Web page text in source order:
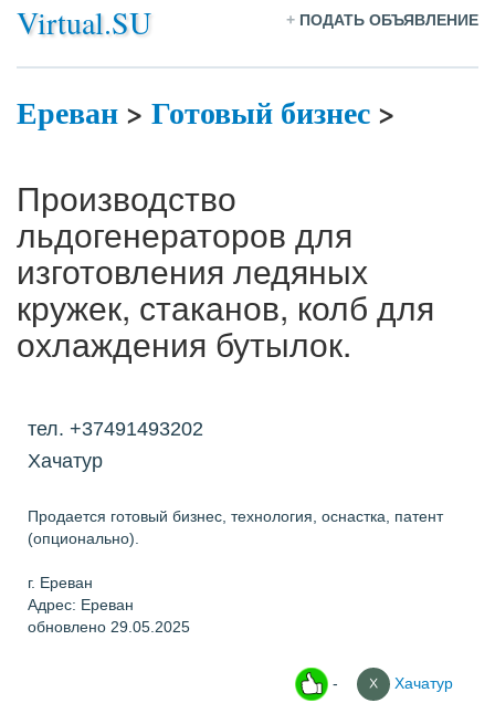
Virtual.SU + ПОДАТЬ ОБЪЯВЛЕНИЕ
Ереван> Готовый бизнес>
Производство
льдогенераторов для
изготовления ледяных
кружек, стаканов, колб для
охлаждения бутылок.
тел. +37491493202
Хачатур
Продается готовый бизнес, технология, оснастка, патент
(опционально).
г. Ереван
Адрес: Ереван
обновлено 29.05.2025
- Хачатур